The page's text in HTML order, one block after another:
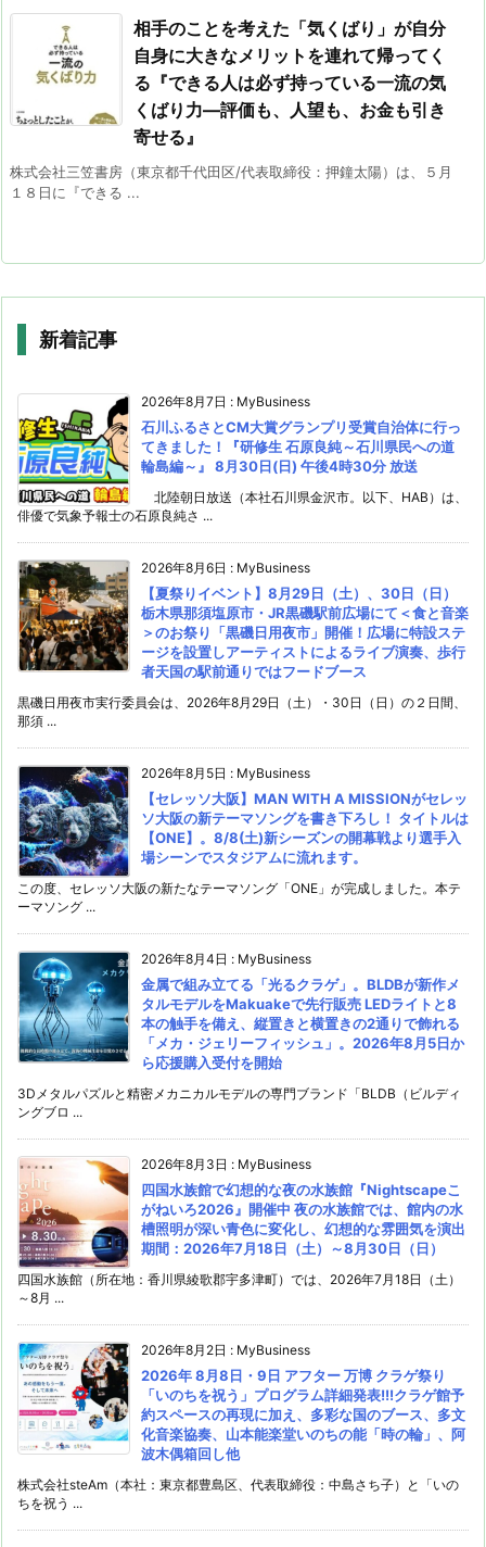
相手のことを考えた「気くばり」が自分
自身に大きなメリットを連れて帰ってく
る『できる人は必ず持っている一流の気
くばり力―評価も、人望も、お金も引き
寄せる』
株式会社三笠書房（東京都千代田区/代表取締役：押鐘太陽）は、５月
１８日に『できる ...
新着記事
2026年8月7日 : MyBusiness
石川ふるさとCM大賞グランプリ受賞自治体に行っ
てきました！『研修生 石原良純～石川県民への道
輪島編～』 8月30日(日) 午後4時30分 放送
北陸朝日放送（本社石川県金沢市。以下、HAB）は、
俳優で気象予報士の石原良純さ ...
2026年8月6日 : MyBusiness
【夏祭りイベント】8月29日（土）、30日（日）
栃木県那須塩原市・JR黒磯駅前広場にて＜食と音楽
＞のお祭り「黒磯日用夜市」開催！広場に特設ステ
ージを設置しアーティストによるライブ演奏、歩行
者天国の駅前通りではフードブース
黒磯日用夜市実行委員会は、2026年8月29日（土）・30日（日）の２日間、
那須 ...
2026年8月5日 : MyBusiness
【セレッソ大阪】MAN WITH A MISSIONがセレッ
ソ大阪の新テーマソングを書き下ろし！ タイトルは
【ONE】。8/8(土)新シーズンの開幕戦より選手入
場シーンでスタジアムに流れます。
この度、セレッソ大阪の新たなテーマソング「ONE」が完成しました。本テ
ーマソング ...
2026年8月4日 : MyBusiness
金属で組み立てる「光るクラゲ」。BLDBが新作メ
タルモデルをMakuakeで先行販売 LEDライトと8
本の触手を備え、縦置きと横置きの2通りで飾れる
「メカ・ジェリーフィッシュ」。2026年8月5日か
ら応援購入受付を開始
3Dメタルパズルと精密メカニカルモデルの専門ブランド「BLDB（ビルディ
ングブロ ...
2026年8月3日 : MyBusiness
四国水族館で幻想的な夜の水族館『Nightscapeこ
がねいろ2026』開催中 夜の水族館では、館内の水
槽照明が深い青色に変化し、幻想的な雰囲気を演出
期間：2026年7月18日（土）～8月30日（日）
四国水族館（所在地：香川県綾歌郡宇多津町）では、2026年7月18日（土）
～8月 ...
2026年8月2日 : MyBusiness
2026年 8月8日・9日 アフター 万博 クラゲ祭り
「いのちを祝う」プログラム詳細発表!!!クラゲ館予
約スペースの再現に加え、多彩な国のブース、多文
化音楽協奏、山本能楽堂いのちの能「時の輪」、阿
波木偶箱回し他
株式会社steAm（本社：東京都豊島区、代表取締役：中島さち子）と「いの
ちを祝う ...